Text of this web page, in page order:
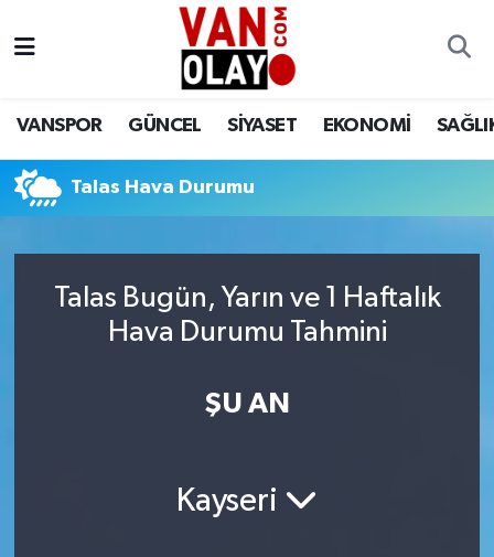
VANSPOR GÜNCEL SİYASET EKONOMİ
Talas Hava Durumu
Talas Bugün, Yarın ve 1 Haftalık
Hava Durumu Tahmini
ŞU AN
Kayseri
Siyaset
Ekonomi
Sağlık
Van Nöbetçi Eczaneler
Van Namaz Vakitleri
Van Trafik Yoğunluk Haritası
Süper Lig Puan Durumu ve Fikstür
Son Dakika Haberleri